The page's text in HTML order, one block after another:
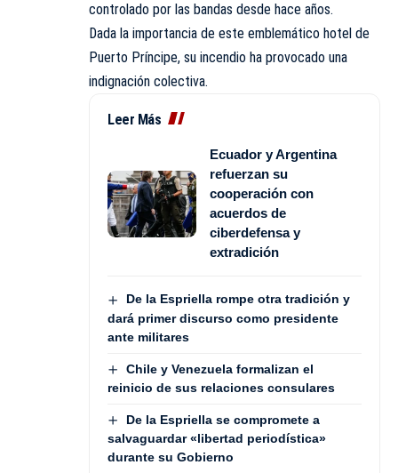
controlado por las bandas desde hace años.
Dada la importancia de este emblemático hotel de
Puerto Príncipe, su incendio ha provocado una
indignación colectiva.
Leer Más
Ecuador y Argentina
refuerzan su
cooperación con
acuerdos de
ciberdefensa y
extradición
De la Espriella rompe otra tradición y
dará primer discurso como presidente
ante militares
Chile y Venezuela formalizan el
reinicio de sus relaciones consulares
De la Espriella se compromete a
salvaguardar «libertad periodística»
durante su Gobierno